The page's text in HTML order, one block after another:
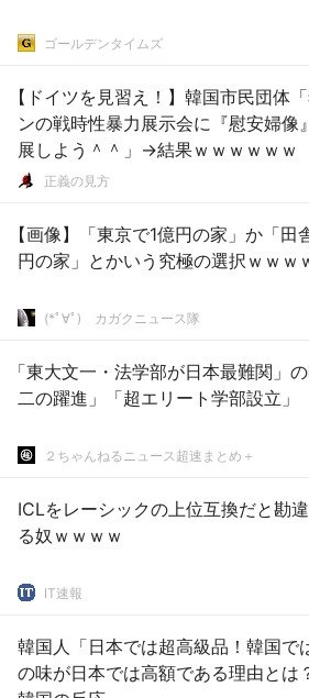
ゴールデンタイムズ
【ドイツを見習え！】韓国市民団体
ンの戦時性暴力展示会に『慰安婦像
展しよう＾＾」→結果ｗｗｗｗｗｗ
正義の見方
【画像】「東京で1億円の家」か「田
円の家」とかいう究極の選択ｗｗｗ
(*ﾟ∀ﾟ)ゞカガクニュース隊
「東大文一・法学部が日本最難関」
二の躍進」「超エリート学部設立」
２ちゃんねるニュース超速まとめ＋
ICLをレーシックの上位互換だと勘
る奴ｗｗｗｗ
IT速報
韓国人「日本では超高級品！韓国で
の味が日本では高額である理由と